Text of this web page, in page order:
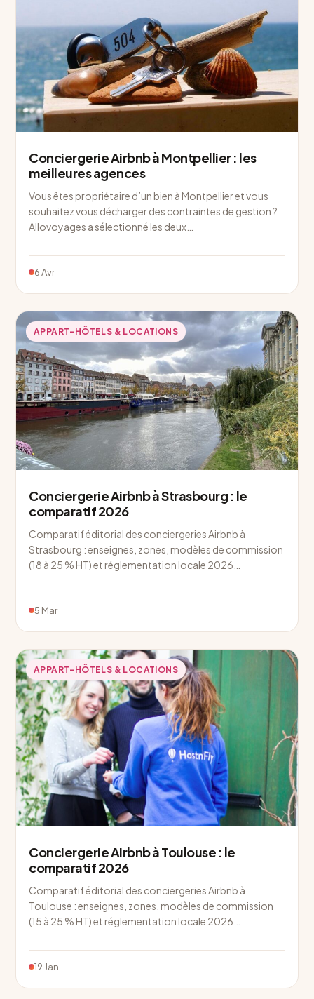
Conciergerie Airbnb à Montpellier : les
meilleures agences
Vous êtes propriétaire d’un bien à Montpellier et vous
souhaitez vous décharger des contraintes de gestion ?
Allovoyages a sélectionné les deux…
6 Avr
APPART-HÔTELS & LOCATIONS
Conciergerie Airbnb à Strasbourg : le
comparatif 2026
Comparatif éditorial des conciergeries Airbnb à
Strasbourg : enseignes, zones, modèles de commission
(18 à 25 % HT) et réglementation locale 2026…
5 Mar
APPART-HÔTELS & LOCATIONS
Conciergerie Airbnb à Toulouse : le
comparatif 2026
Comparatif éditorial des conciergeries Airbnb à
Toulouse : enseignes, zones, modèles de commission
(15 à 25 % HT) et réglementation locale 2026…
19 Jan